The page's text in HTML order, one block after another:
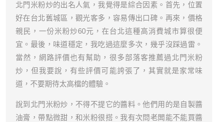
北門米粉炒的出名人氣，我覺得是綜合因素。首先，位置
好在台北舊城區，觀光客多，容易傳出口碑。再來，價格
親民，一份米粉炒60元，在台北這種高消費城市算很便
宜。最後，味道穩定，我吃過這麼多次，幾乎沒踩過雷。
當然，網路評價也有幫助，很多部落客推薦過北門米粉
炒，但我要說，有些評價可能誇張了，其實就是家常味
道，不要期待太高檔的體驗。
說到北門米粉炒，不得不提它的醬料。他們用的是自製醬
油膏，帶點微甜，和米粉很搭。我有次問老闆能不能買醬